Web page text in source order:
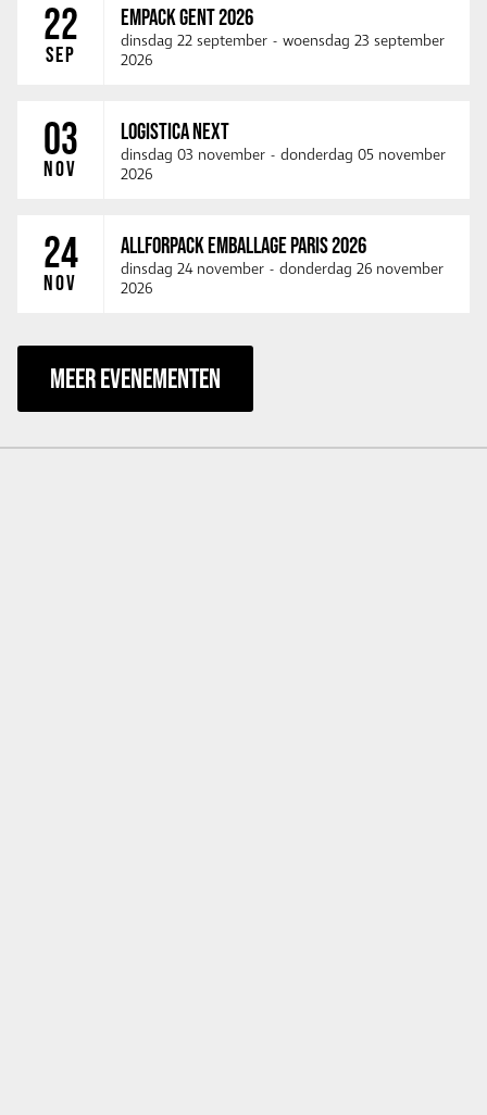
22
SEP
EMPACK GENT 2026
dinsdag 22 september - woensdag 23 september
2026
03
NOV
LOGISTICA NEXT
dinsdag 03 november - donderdag 05 november
2026
24
NOV
ALLFORPACK EMBALLAGE PARIS 2026
dinsdag 24 november - donderdag 26 november
2026
MEER EVENEMENTEN